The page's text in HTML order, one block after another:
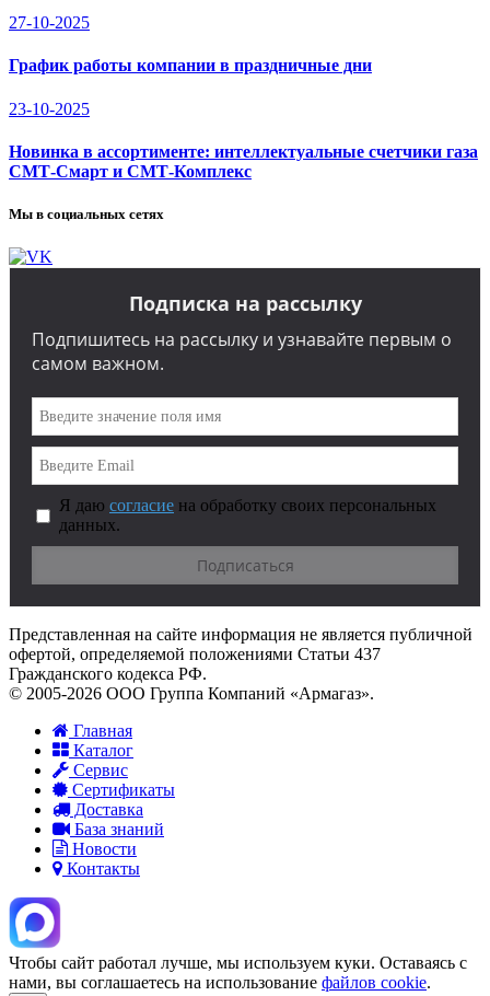
27-10-2025
График работы компании в праздничные дни
23-10-2025
Новинка в ассортименте: интеллектуальные счетчики газа
СМТ-Смарт и СМТ-Комплекс
Мы в социальных сетях
Подписка на рассылку
Подпишитесь на рассылку и узнавайте первым о
самом важном.
Я даю согласие на обработку своих персональных
данных.
Представленная на сайте информация не является публичной
офертой, определяемой положениями Статьи 437
Гражданского кодекса РФ.
© 2005-2026 ООО Группа Компаний «Армагаз».
Главная
Каталог
Сервис
Сертификаты
Доставка
База знаний
Новости
Контакты
Чтобы сайт работал лучше, мы используем куки. Оставаясь с
нами, вы соглашаетесь на использование файлов cookie.